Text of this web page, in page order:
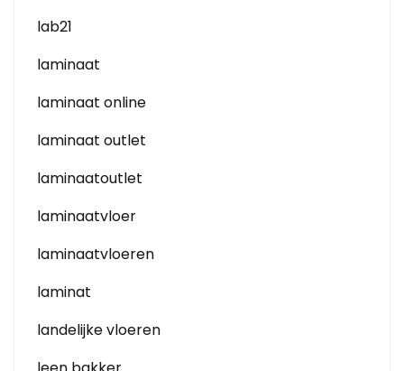
lab21
laminaat
laminaat online
laminaat outlet
laminaatoutlet
laminaatvloer
laminaatvloeren
laminat
landelijke vloeren